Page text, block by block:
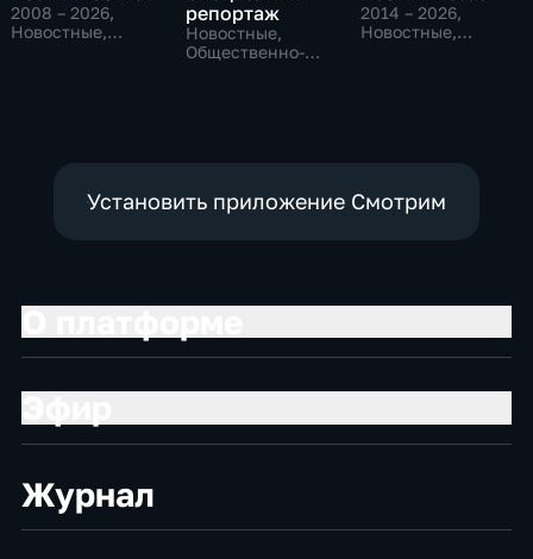
2008 – 2026,
Новостные,
репортаж
Новостные,
Общественно-
2014 – 2026,
Новостные,
Установить приложение Смотрим
Журнал